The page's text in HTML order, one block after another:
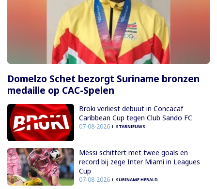
Domelzo Schet bezorgt Suriname bronzen
medaille op CAC-Spelen
Broki verliest debuut in Concacaf
Caribbean Cup tegen Club Sando FC
07-08-2026 STARNIEUWS
Messi schittert met twee goals en
record bij zege Inter Miami in Leagues
Cup
07-08-2026 SURINAME HERALD